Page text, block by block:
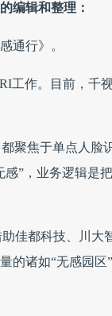
编辑和整理：
通行》。
工作。目前，千
聚焦于单点人脸
”，业务逻辑是
佳都科技、川大
的诸如“无感园区